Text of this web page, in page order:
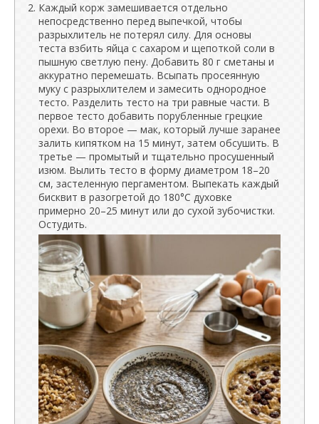
Каждый корж замешивается отдельно
непосредственно перед выпечкой, чтобы
разрыхлитель не потерял силу. Для основы
теста взбить яйца с сахаром и щепоткой соли в
пышную светлую пену. Добавить 80 г сметаны и
аккуратно перемешать. Всыпать просеянную
муку с разрыхлителем и замесить однородное
тесто. Разделить тесто на три равные части. В
первое тесто добавить порубленные грецкие
орехи. Во второе — мак, который лучше заранее
залить кипятком на 15 минут, затем обсушить. В
третье — промытый и тщательно просушенный
изюм. Вылить тесто в форму диаметром 18–20
см, застеленную пергаментом. Выпекать каждый
бисквит в разогретой до 180°C духовке
примерно 20–25 минут или до сухой зубочистки.
Остудить.